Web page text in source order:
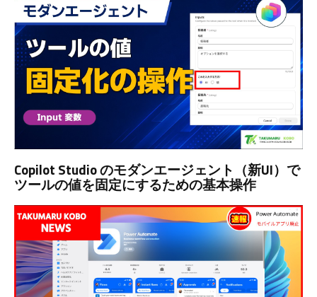
Copilot Studio のモダンエージェント（新UI）で
ツールの値を固定にするための基本操作